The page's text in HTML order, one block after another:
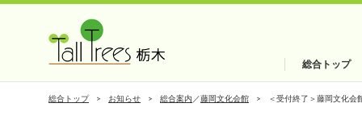
総合トップ
総合トップ お知らせ 総合案内 ／藤岡文化会館 ＜受付終了＞藤岡文化会